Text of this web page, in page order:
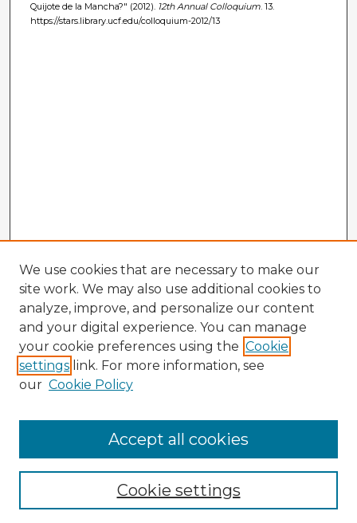
Quijote de la Mancha?" (2012). 12th Annual Colloquium. 13.
https://stars.library.ucf.edu/colloquium-2012/13
Enter search terms:
We use cookies that are necessary to make our
site work. We may also use additional cookies to
analyze, improve, and personalize our content
and your digital experience. You can manage
your cookie preferences using the Cookie
settings link. For more information, see
our Cookie Policy
Cookie settings
Accept all cookies